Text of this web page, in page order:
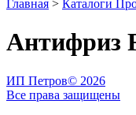
Главная > Каталоги
Антифриз
ИП Петров© 2026
Все права защищены